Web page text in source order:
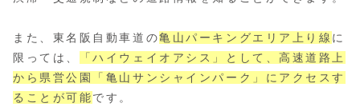
また、東名阪自動車道の亀山パーキングエリア上り線 に
限っては、
「ハイウェイオアシス」として、高速道路上
から県営公園「亀山サンシャインパーク」にアクセスす
ることが可能です。